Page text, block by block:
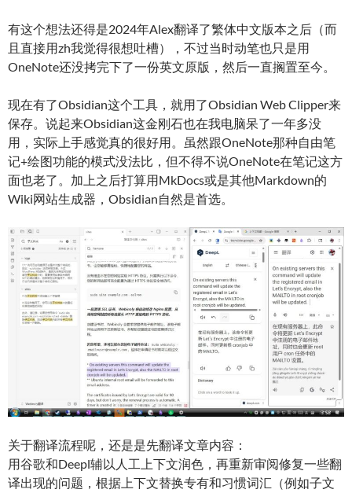
有这个想法还得是2024年Alex翻译了繁体中文版本之后（而
且直接用zh我觉得很想吐槽），不过当时动笔也只是用
OneNote还没拷完下了一份英文原版，然后一直搁置至今。
现在有了Obsidian这个工具，就用了Obsidian Web Clipper来
保存。说起来Obsidian这金刚石也在我电脑呆了一年多没
用，实际上手感觉真的很好用。虽然跟OneNote那种自由笔
记+绘图功能的模式没法比，但不得不说OneNote在笔记这方
面也老了。加上之后打算用MkDocs或是其他Markdown的
Wiki网站生成器，Obsidian自然是首选。
关于翻译流程呢，还是是先翻译文章内容：
用谷歌和Deepl辅以人工上下文润色，再重新审阅修复一些翻
译出现的问题，根据上下文替换专有和习惯词汇（例如子文